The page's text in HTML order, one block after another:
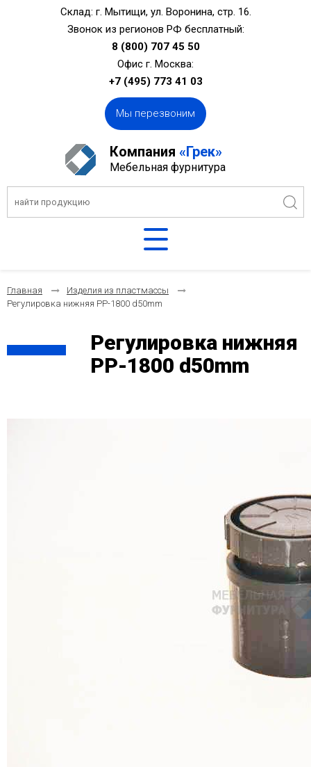
Склад: г. Мытищи, ул. Воронина, стр. 16.
Звонок из регионов РФ бесплатный:
8 (800) 707 45 50
Офис г. Москва:
+7 (495) 773 41 03
Мы перезвоним
Компания «Грек»
Мебельная фурнитура
Главная
Изделия из пластмассы
Регулировка нижняя PP-1800 d50mm
Регулировка нижняя
PP-1800 d50mm